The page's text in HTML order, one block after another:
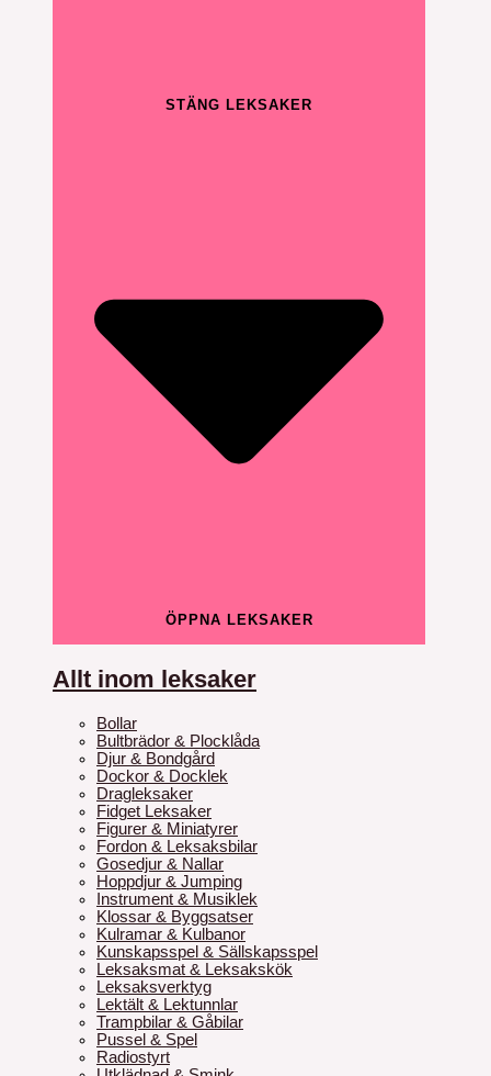
STÄNG LEKSAKER
ÖPPNA LEKSAKER
Allt inom leksaker
Bollar
Bultbrädor & Plocklåda
Djur & Bondgård
Dockor & Docklek
Dragleksaker
Fidget Leksaker
Figurer & Miniatyrer
Fordon & Leksaksbilar
Gosedjur & Nallar
Hoppdjur & Jumping
Instrument & Musiklek
Klossar & Byggsatser
Kulramar & Kulbanor
Kunskapsspel & Sällskapsspel
Leksaksmat & Leksakskök
Leksaksverktyg
Lektält & Lektunnlar
Trampbilar & Gåbilar
Pussel & Spel
Radiostyrt